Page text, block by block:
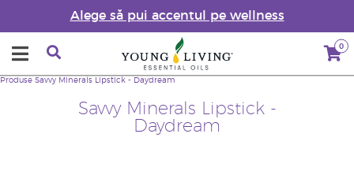
Alege să pui accentul pe wellness
0
Savvy Minerals Lipstick -
Daydream
Produse Savvy Minerals Lipstick - Daydream